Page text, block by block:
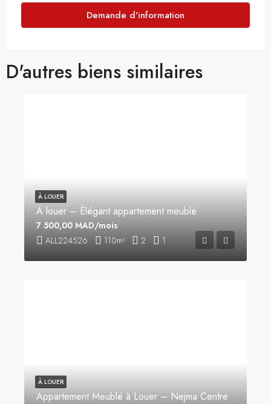
Demande d'information
D'autres biens similaires
À louer – Élégant appartement meublé
ALL224526 110m² 2 1
7 500,00 MAD/mois
À LOUER
Appartement Meublé à Louer – Nejma Centre
À LOUER